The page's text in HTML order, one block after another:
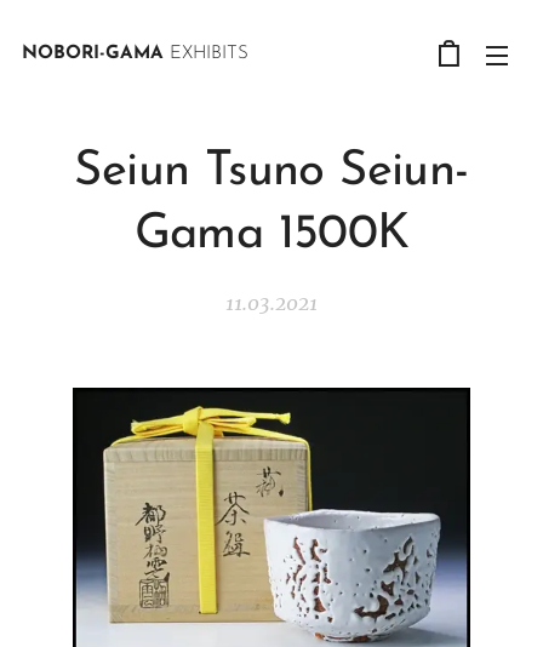
NOBORI-GAMA EXHIBITS
Seiun Tsuno Seiun-
Gama 1500K
11.03.2021